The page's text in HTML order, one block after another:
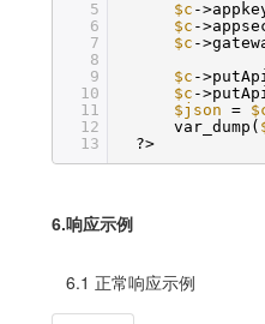
5
6
7
8
9
10
11
12
13
$c -
$c -
$c -
$c -
$c -
$json =
var_dump(
?>
6.响应示例
6.1 正常响应示例